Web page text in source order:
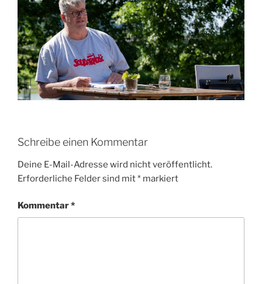
Schreibe einen Kommentar
Deine E-Mail-Adresse wird nicht veröffentlicht.
Erforderliche Felder sind mit* markiert
Kommentar*